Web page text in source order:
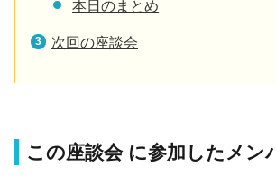
本日のまとめ
次回の座談会
この座談会 に参加したメン